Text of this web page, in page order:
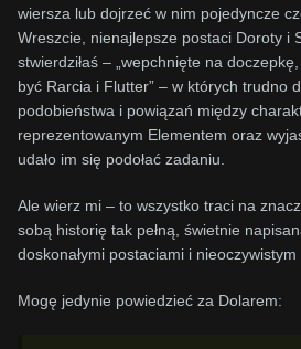
wiersza lub dojrzeć w nim pojedyncze
Wreszcie, nienajlepsze postaci Doroty i
stwierdziłaś – „wepchnięte na
być Rarcia i Flutter” – w których trudno
podobieństwa i powiązań między
reprezentowanym Elementem oraz
udało im się podołać zadaniu.
Ale wierz mi – to wszystko traci na
sobą historię tak pełną, świetnie
doskonałymi postaciami i nieoczywistym
Mogę jedynie powiedzieć za Dolarem: